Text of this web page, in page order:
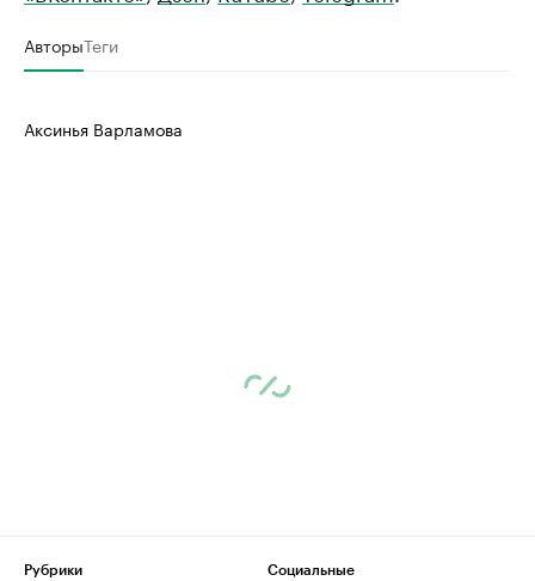
АвторыТеги
Аксинья Варламова
Рубрики
Социальные